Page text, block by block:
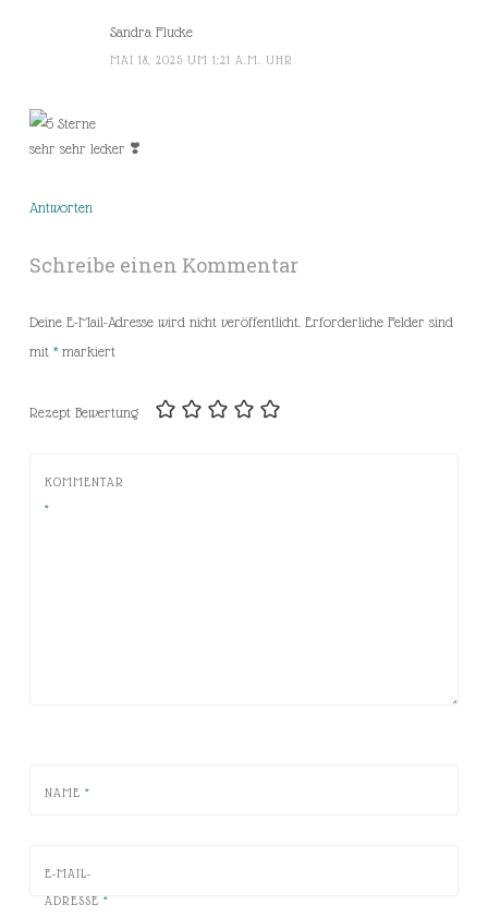
Sandra Flucke
MAI 18, 2025 UM 1:21 A.M. UHR
sehr sehr lecker ❣️
Antworten
Schreibe einen Kommentar
Deine E-Mail-Adresse wird nicht veröffentlicht. Erforderliche Felder sind
mit *markiert
Rezept Bewertung
KOMMENTAR
*
NAME *
E-MAIL-
ADRESSE *